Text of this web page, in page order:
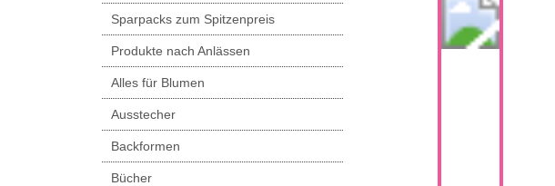
Sparpacks zum Spitzenpreis
Produkte nach Anlässen
Alles für Blumen
Ausstecher
Backformen
Bücher